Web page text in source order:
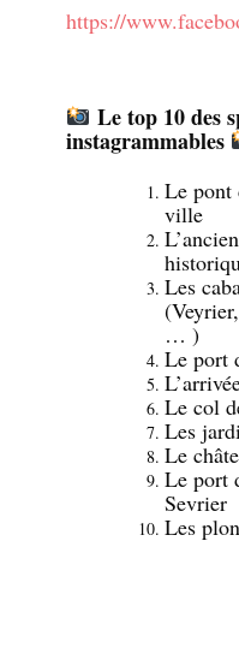
https://
Le top 10 des
instagrammables
Le pont
ville
Les
… )
Le port
Le col
Les
Le
Le port
Sevrier
Les